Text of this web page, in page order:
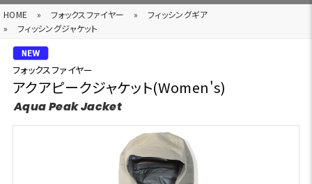
HOME » フォックスファイヤー »
フィッシングギア
»
フィッシングジャケット
フォックスファイヤー
アクアピークジャケット(Women's)
Aqua Peak Jacket